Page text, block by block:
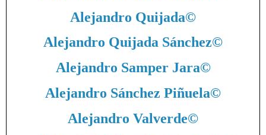
Alejandro Quijada©
Alejandro Quijada Sánchez©
Alejandro Samper Jara©
Alejandro Sánchez Piñuela©
Alejandro Valverde©